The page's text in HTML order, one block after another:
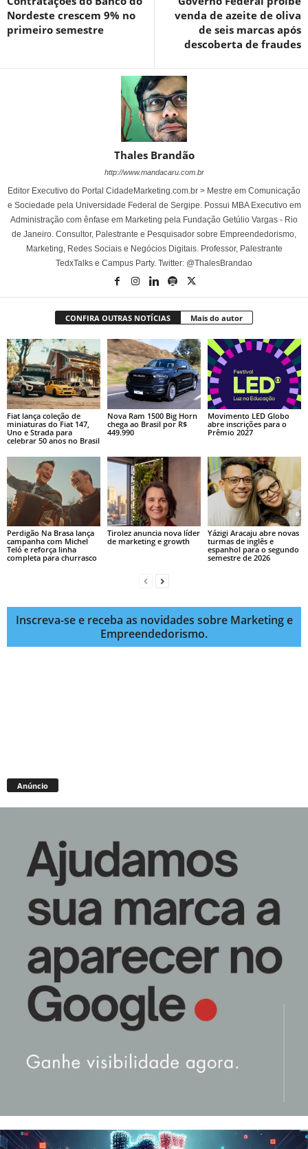
Nordeste crescem 9% no
primeiro semestre
venda de azeite de oliva
de seis marcas após
descoberta de fraudes
Thales Brandão
http://www.mandacaru.com.br
Editor Executivo do Portal CidadeMarketing.com.br > Mestre em Comunicação
e Sociedade pela Universidade Federal de Sergipe. Possui MBA Executivo em
Administração com ênfase em Marketing pela Fundação Getúlio Vargas - Rio
de Janeiro. Consultor, Palestrante e Pesquisador sobre Empreendedorismo,
Marketing, Redes Sociais e Negócios Digitais. Professor, Palestrante
TedxTalks e Campus Party. Twitter: @ThalesBrandao
CONFIRA OUTRAS NOTÍCIAS Mais do autor
Fiat lança coleção de
miniaturas do Fiat 147,
Uno e Strada para
celebrar 50 anos no Brasil
Nova Ram 1500 Big Horn
chega ao Brasil por R$
449.990
Movimento LED Globo
abre inscrições para o
Prêmio 2027
Perdigão Na Brasa lança
campanha com Michel
Teló e reforça linha
completa para churrasco
Tirolez anuncia nova líder
de marketing e growth
Yázigi Aracaju abre novas
turmas de inglês e
espanhol para o segundo
semestre de 2026
Inscreva-se e receba as novidades sobre Marketing e
Empreendedorismo.
Anúncio